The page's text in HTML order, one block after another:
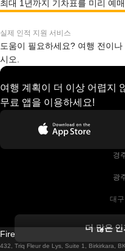
최대 1년까지 기차표를 미리 예
실제 인적 지원 서비스
도움이 필요하세요? 여행 전이
시오.
여행 계획이 더 이상 어렵지
무료 앱을 이용하세요!
경
광
대
더블린
더 많은
Firebird GT Limited (OC 1451)
432, Triq Fleur de Lys, Suite 1, Birkirkara,